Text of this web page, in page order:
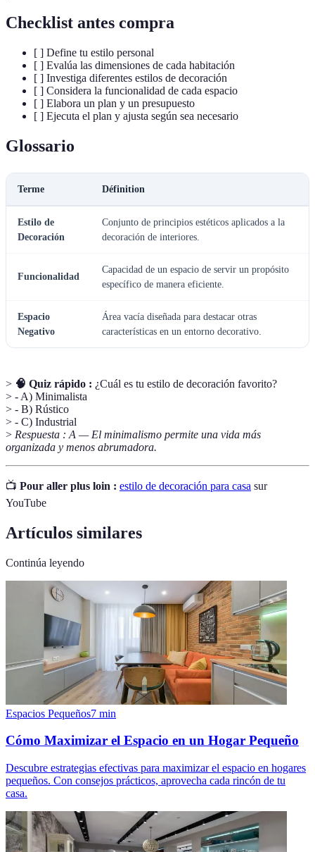
Checklist antes compra
[ ] Define tu estilo personal
[ ] Evalúa las dimensiones de cada habitación
[ ] Investiga diferentes estilos de decoración
[ ] Considera la funcionalidad de cada espacio
[ ] Elabora un plan y un presupuesto
[ ] Ejecuta el plan y ajusta según sea necesario
Glossario
Terme Définition
Estilo de
Decoración
Conjunto de principios estéticos aplicados a la
decoración de interiores.
Funcionalidad
Capacidad de un espacio de servir un propósito
específico de manera eficiente.
Espacio
Negativo
Área vacía diseñada para destacar otras
características en un entorno decorativo.
> 🧠 Quiz rápido : ¿Cuál es tu estilo de decoración favorito?
> - A) Minimalista
> - B) Rústico
> - C) Industrial
> Respuesta : A — El minimalismo permite una vida más
organizada y menos abrumadora.
📺 Pour aller plus loin : estilo de decoración para casa sur
YouTube
Artículos similares
Continúa leyendo
Espacios Pequeños7 min
Cómo Maximizar el Espacio en un Hogar Pequeño
Descubre estrategias efectivas para maximizar el espacio en hogares
pequeños. Con consejos prácticos, aprovecha cada rincón de tu
casa.